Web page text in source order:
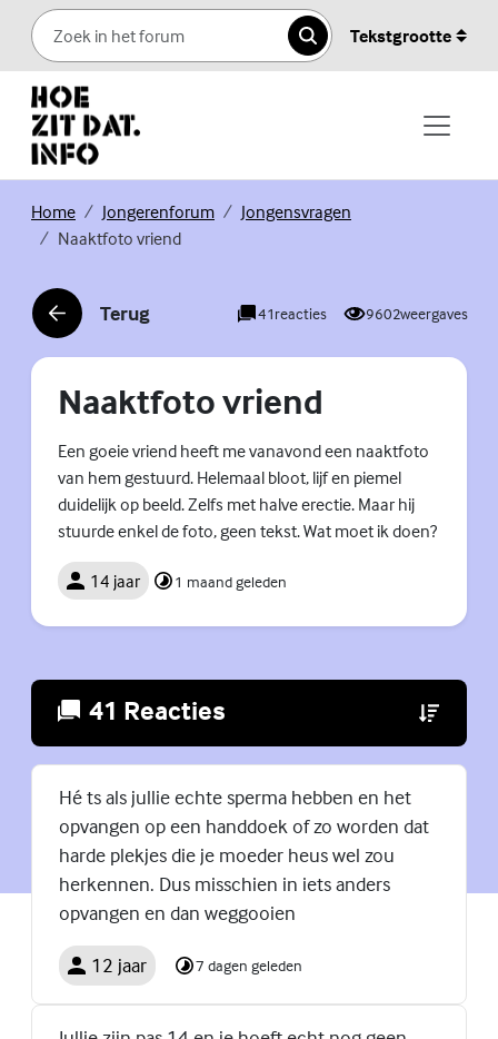
Skip to content
Zoeken
Tekstgrootte
Home(Externe link)
Jongerenforum(Externe link)
Jongensvragen
Naaktfoto vriend
Terug
(Externe link) 41reacties 9602weergaves
Naaktfoto vriend
Een goeie vriend heeft me vanavond een naaktfoto
van hem gestuurd. Helemaal bloot, lijf en piemel
duidelijk op beeld. Zelfs met halve erectie. Maar hij
stuurde enkel de foto, geen tekst. Wat moet ik doen?
14 jaar 1 maand geleden
41 Reacties (Externe
Hé ts als jullie echte sperma hebben en het
opvangen op een handdoek of zo worden dat
harde plekjes die je moeder heus wel zou
herkennen. Dus misschien in iets anders
opvangen en dan weggooien
12 jaar 7 dagen geleden